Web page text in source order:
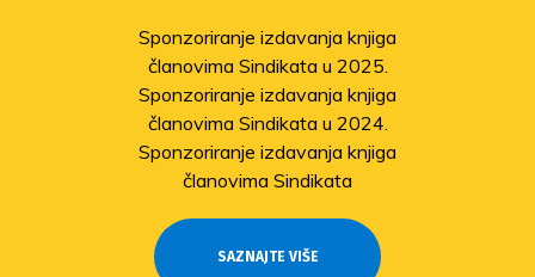
Sponzoriranje izdavanja knjiga
članovima Sindikata u 2025.
Sponzoriranje izdavanja knjiga
članovima Sindikata u 2024.
Sponzoriranje izdavanja knjiga
članovima Sindikata
SAZNAJTE VIŠE